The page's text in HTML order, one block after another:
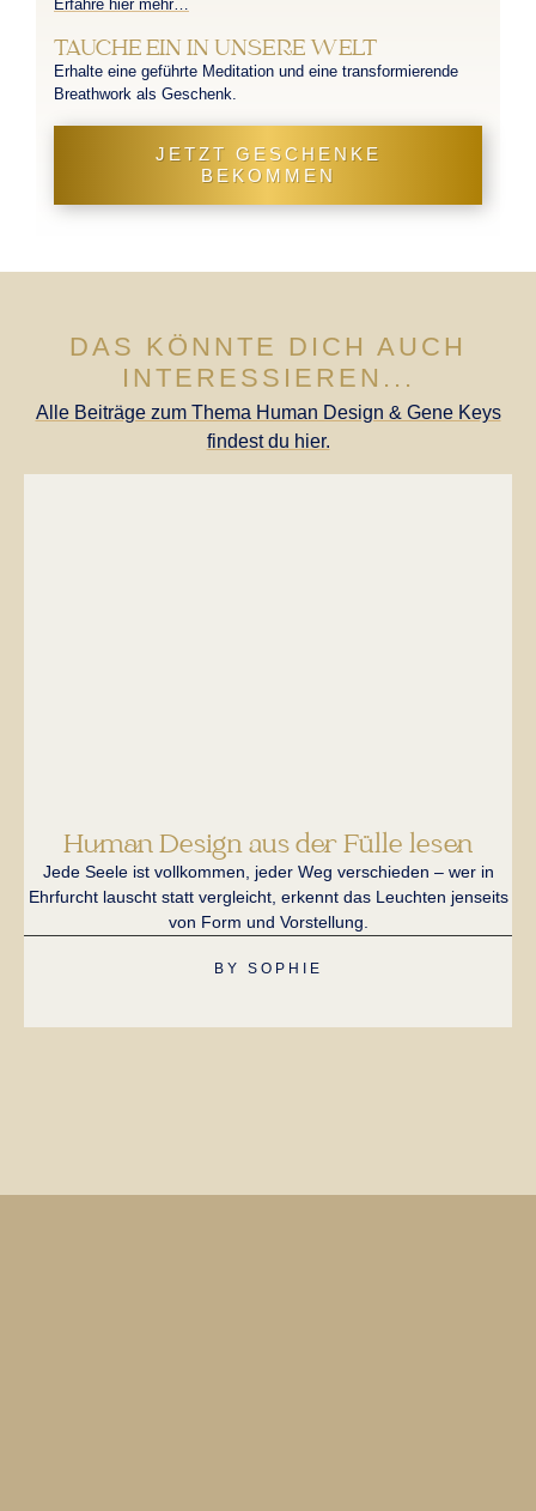
Erfahre hier mehr…
TAUCHE EIN IN UNSERE WELT
Erhalte eine geführte Meditation und eine transformierende
Breathwork als Geschenk.
JETZT GESCHENKE
BEKOMMEN
DAS KÖNNTE DICH AUCH
INTERESSIEREN...
Alle Beiträge zum Thema Human Design & Gene Keys
findest du hier.
Human Design aus der Fülle lesen
Jede Seele ist vollkommen, jeder Weg verschieden – wer in
Ehrfurcht lauscht statt vergleicht, erkennt das Leuchten jenseits
von Form und Vorstellung.
BY SOPHIE